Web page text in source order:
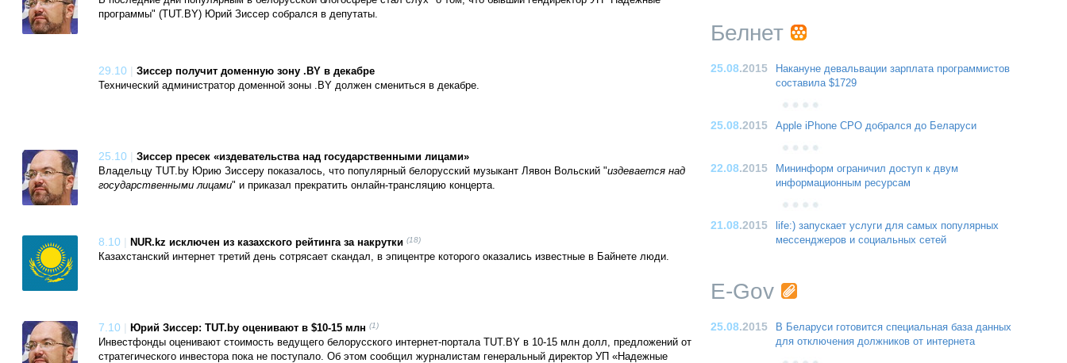
программы" (TUT.BY) Юрий Зиссер собрался в депутаты.
29.10 | Зиссер получит доменную зону .BY в декабре
Технический администратор доменной зоны .BY должен смениться в декабре.
25.10 | Зиссер пресек «издевательства над государственными лицами»
Владельцу TUT.by Юрию Зиссеру показалось, что популярный белорусский музыкант Лявон Вольский "издевается над
государственными лицами" и приказал прекратить онлайн-трансляцию концерта.
8.10 | NUR.kz исключен из казахского рейтинга за накрутки (18)
Казахстанский интернет третий день сотрясает скандал, в эпицентре которого оказались известные в Байнете люди.
7.10 | Юрий Зиссер: TUT.by оценивают в $10-15 млн (1)
Инвестфонды оценивают стоимость ведущего белорусского интернет-портала TUT.BY в 10-15 млн долл, предложений от
стратегического инвестора пока не поступало. Об этом сообщил журналистам генеральный директор УП «Надежные
Белнет
25.08.2015
Накануне девальвации зарплата программистов
составила $1729
25.08.2015 Apple iPhone CPO добрался до Беларуси
22.08.2015
Мининформ ограничил доступ к двум
информационным ресурсам
21.08.2015
life:) запускает услуги для самых популярных
мессенджеров и социальных сетей
E-Gov
25.08.2015
В Беларуси готовится специальная база данных
для отключения должников от интернета